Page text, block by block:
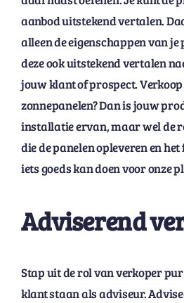
aanbod uitstekend vertalen.
alleen de eigenschappen van
deze ook uitstekend vertalen
jouw klant of prospect.
zonnepanelen? Dan is jouw
installatie ervan, maar wel de
die de panelen opleveren en
iets goeds kan doen voor onze
Adviserend
Stap uit de rol van verkoper
klant staan als adviseur.